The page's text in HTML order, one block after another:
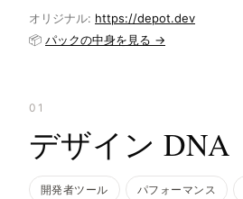
オリジナル: https://depot.dev
📦 パックの中身を見る →
01
デザイン DNA
開発者ツール パフォーマンス